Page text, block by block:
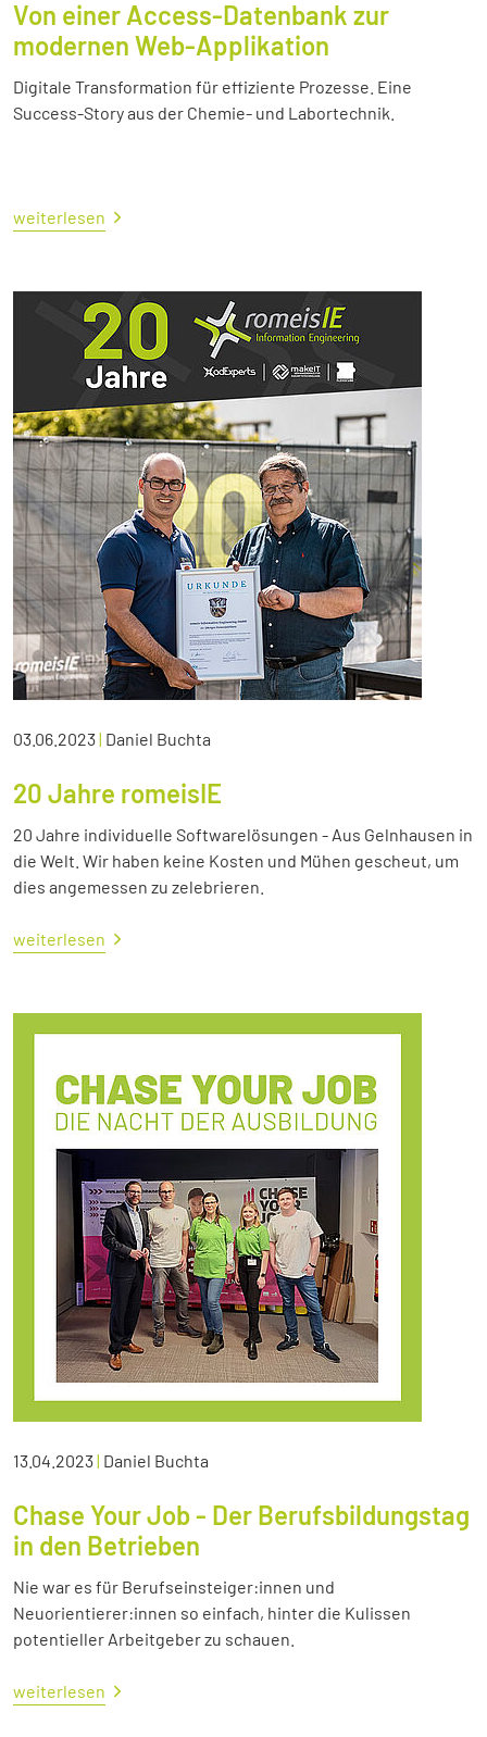
Von einer Access-Datenbank zur
modernen Web-Applikation
Digitale Transformation für effiziente Prozesse. Eine
Success-Story aus der Chemie- und Labortechnik.
weiterlesen
03.06.2023| Daniel Buchta
20 Jahre romeisIE
20 Jahre individuelle Softwarelösungen - Aus Gelnhausen in
die Welt. Wir haben keine Kosten und Mühen gescheut, um
dies angemessen zu zelebrieren.
weiterlesen
13.04.2023| Daniel Buchta
Chase Your Job - Der Berufsbildungstag
in den Betrieben
Nie war es für Berufseinsteiger:innen und
Neuorientierer:innen so einfach, hinter die Kulissen
potentieller Arbeitgeber zu schauen.
weiterlesen